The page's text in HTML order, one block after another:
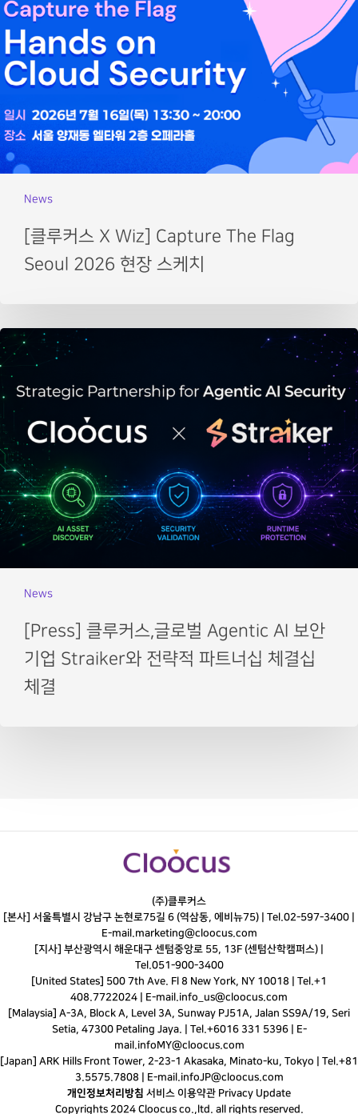
News
[클루커스 X Wiz] Capture The Flag
Seoul 2026 현장 스케치
News
[Press] 클루커스,글로벌 Agentic AI 보안
기업 Straiker와 전략적 파트너십 체결십
체결
(주)클루커스
[본사] 서울특별시 강남구 논현로75길 6 (역삼동, 에비뉴75) | Tel.02-597-3400
E-mail.marketing@cloocus.com
[지사] 부산광역시 해운대구 센텀중앙로 55, 13F (센텀산학캠퍼스) |
Tel.051-900-3400
[United States] 500 7th Ave. Fl 8 New York, NY 10018 | Tel.+1
408.7722024 | E-mail.info_us@cloocus.com
[Malaysia] A-3A, Block A, Level 3A, Sunway PJ51A, Jalan SS9A/19, Seri
Setia, 47300 Petaling Jaya. | Tel.+6016 331 5396 | E-
mail.infoMY@cloocus.com
[Japan] ARK Hills Front Tower, 2-23-1 Akasaka, Minato-ku, Tokyo | Tel.+81
3.5575.7808 | E-mail.infoJP@cloocus.com
개인정보처리방침 서비스 이용약관 Privacy Update
Copyrights 2024 Cloocus co.,ltd. all rights reserved.